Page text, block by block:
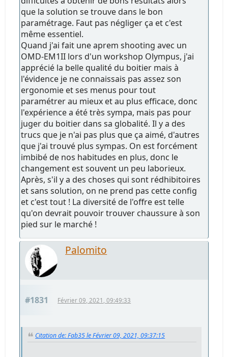
que la solution se trouve dans le bon
paramétrage. Faut pas négliger ça et c'est
même essentiel.
Quand j'ai fait une aprem shooting avec un
OMD-EM1II lors d'un workshop Olympus, j'ai
apprécié la belle qualité du boitier mais à
l'évidence je ne connaissais pas assez son
ergonomie et ses menus pour tout
paramétrer au mieux et au plus efficace, donc
l'expérience a été très sympa, mais pas pour
juger du boitier dans sa globalité. Il y a des
trucs que je n'ai pas plus que ça aimé, d'autres
que j'ai trouvé plus sympas. On est forcément
imbibé de nos habitudes en plus, donc le
changement est souvent un peu laborieux.
Après, s'il y a des choses qui sont rédhibitoires
et sans solution, on ne prend pas cette config
et c'est tout ! La diversité de l'offre est telle
qu'on devrait pouvoir trouver chaussure à son
pied sur le marché !
Palomito
#1831 Février 09, 2021, 09:49:33
Citation de: Fab35 le Février 09, 2021, 09:37:15